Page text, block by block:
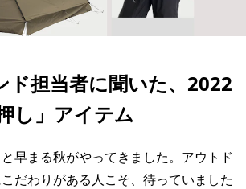
ド担当者に聞いた、2022
し」アイテム
早まる秋がやってきました。アウトド
だわりがある人こそ、待っていました